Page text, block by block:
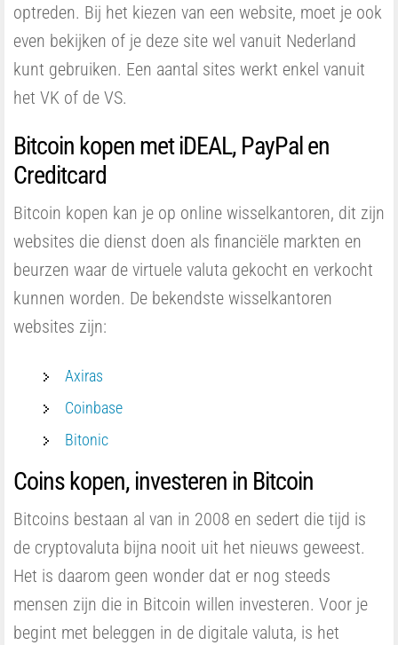
optreden. Bij het kiezen van een website, moet je ook
even bekijken of je deze site wel vanuit Nederland
kunt gebruiken. Een aantal sites werkt enkel vanuit
het VK of de VS.
Bitcoin kopen met iDEAL, PayPal en
Creditcard
Bitcoin kopen kan je op online wisselkantoren, dit zijn
websites die dienst doen als financiële markten en
beurzen waar de virtuele valuta gekocht en verkocht
kunnen worden. De bekendste wisselkantoren
websites zijn:
Axiras
Coinbase
Bitonic
Coins kopen, investeren in Bitcoin
Bitcoins bestaan al van in 2008 en sedert die tijd is
de cryptovaluta bijna nooit uit het nieuws geweest.
Het is daarom geen wonder dat er nog steeds
mensen zijn die in Bitcoin willen investeren. Voor je
begint met beleggen in de digitale valuta, is het